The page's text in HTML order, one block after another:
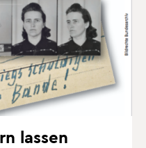
las­sen